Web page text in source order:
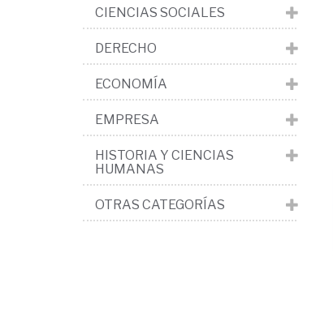
CIENCIAS SOCIALES
DERECHO
ECONOMÍA
EMPRESA
HISTORIA Y CIENCIAS
HUMANAS
OTRAS CATEGORÍAS